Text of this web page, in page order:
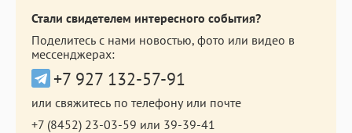
Стали свидетелем интересного события?
Поделитесь с нами новостью, фото или видео в
мессенджерах:
+7 927 132-57-91
или свяжитесь по телефону или почте
+7 (8452) 23-03-59 или 39-39-41